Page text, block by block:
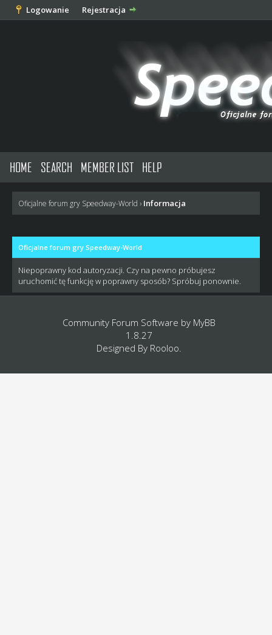
Logowanie Rejestracja
HOME SEARCH MEMBER LIST HELP
Oficjalne forum gry Speedway-World › Informacja
Oficjalne forum gry Speedway-World
Niepoprawny kod autoryzacji. Czy na pewno próbujesz
uruchomić tę funkcję w poprawny sposób? Spróbuj ponownie.
Community Forum Software by MyBB
1.8.27
Designed By Rooloo.